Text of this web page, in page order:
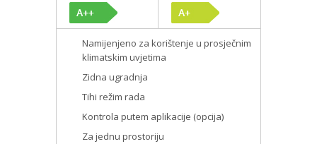
Namijenjeno za korištenje u prosječnim
klimatskim uvjetima
Zidna ugradnja
Tihi režim rada
Kontrola putem aplikacije (opcija)
Za jednu prostoriju